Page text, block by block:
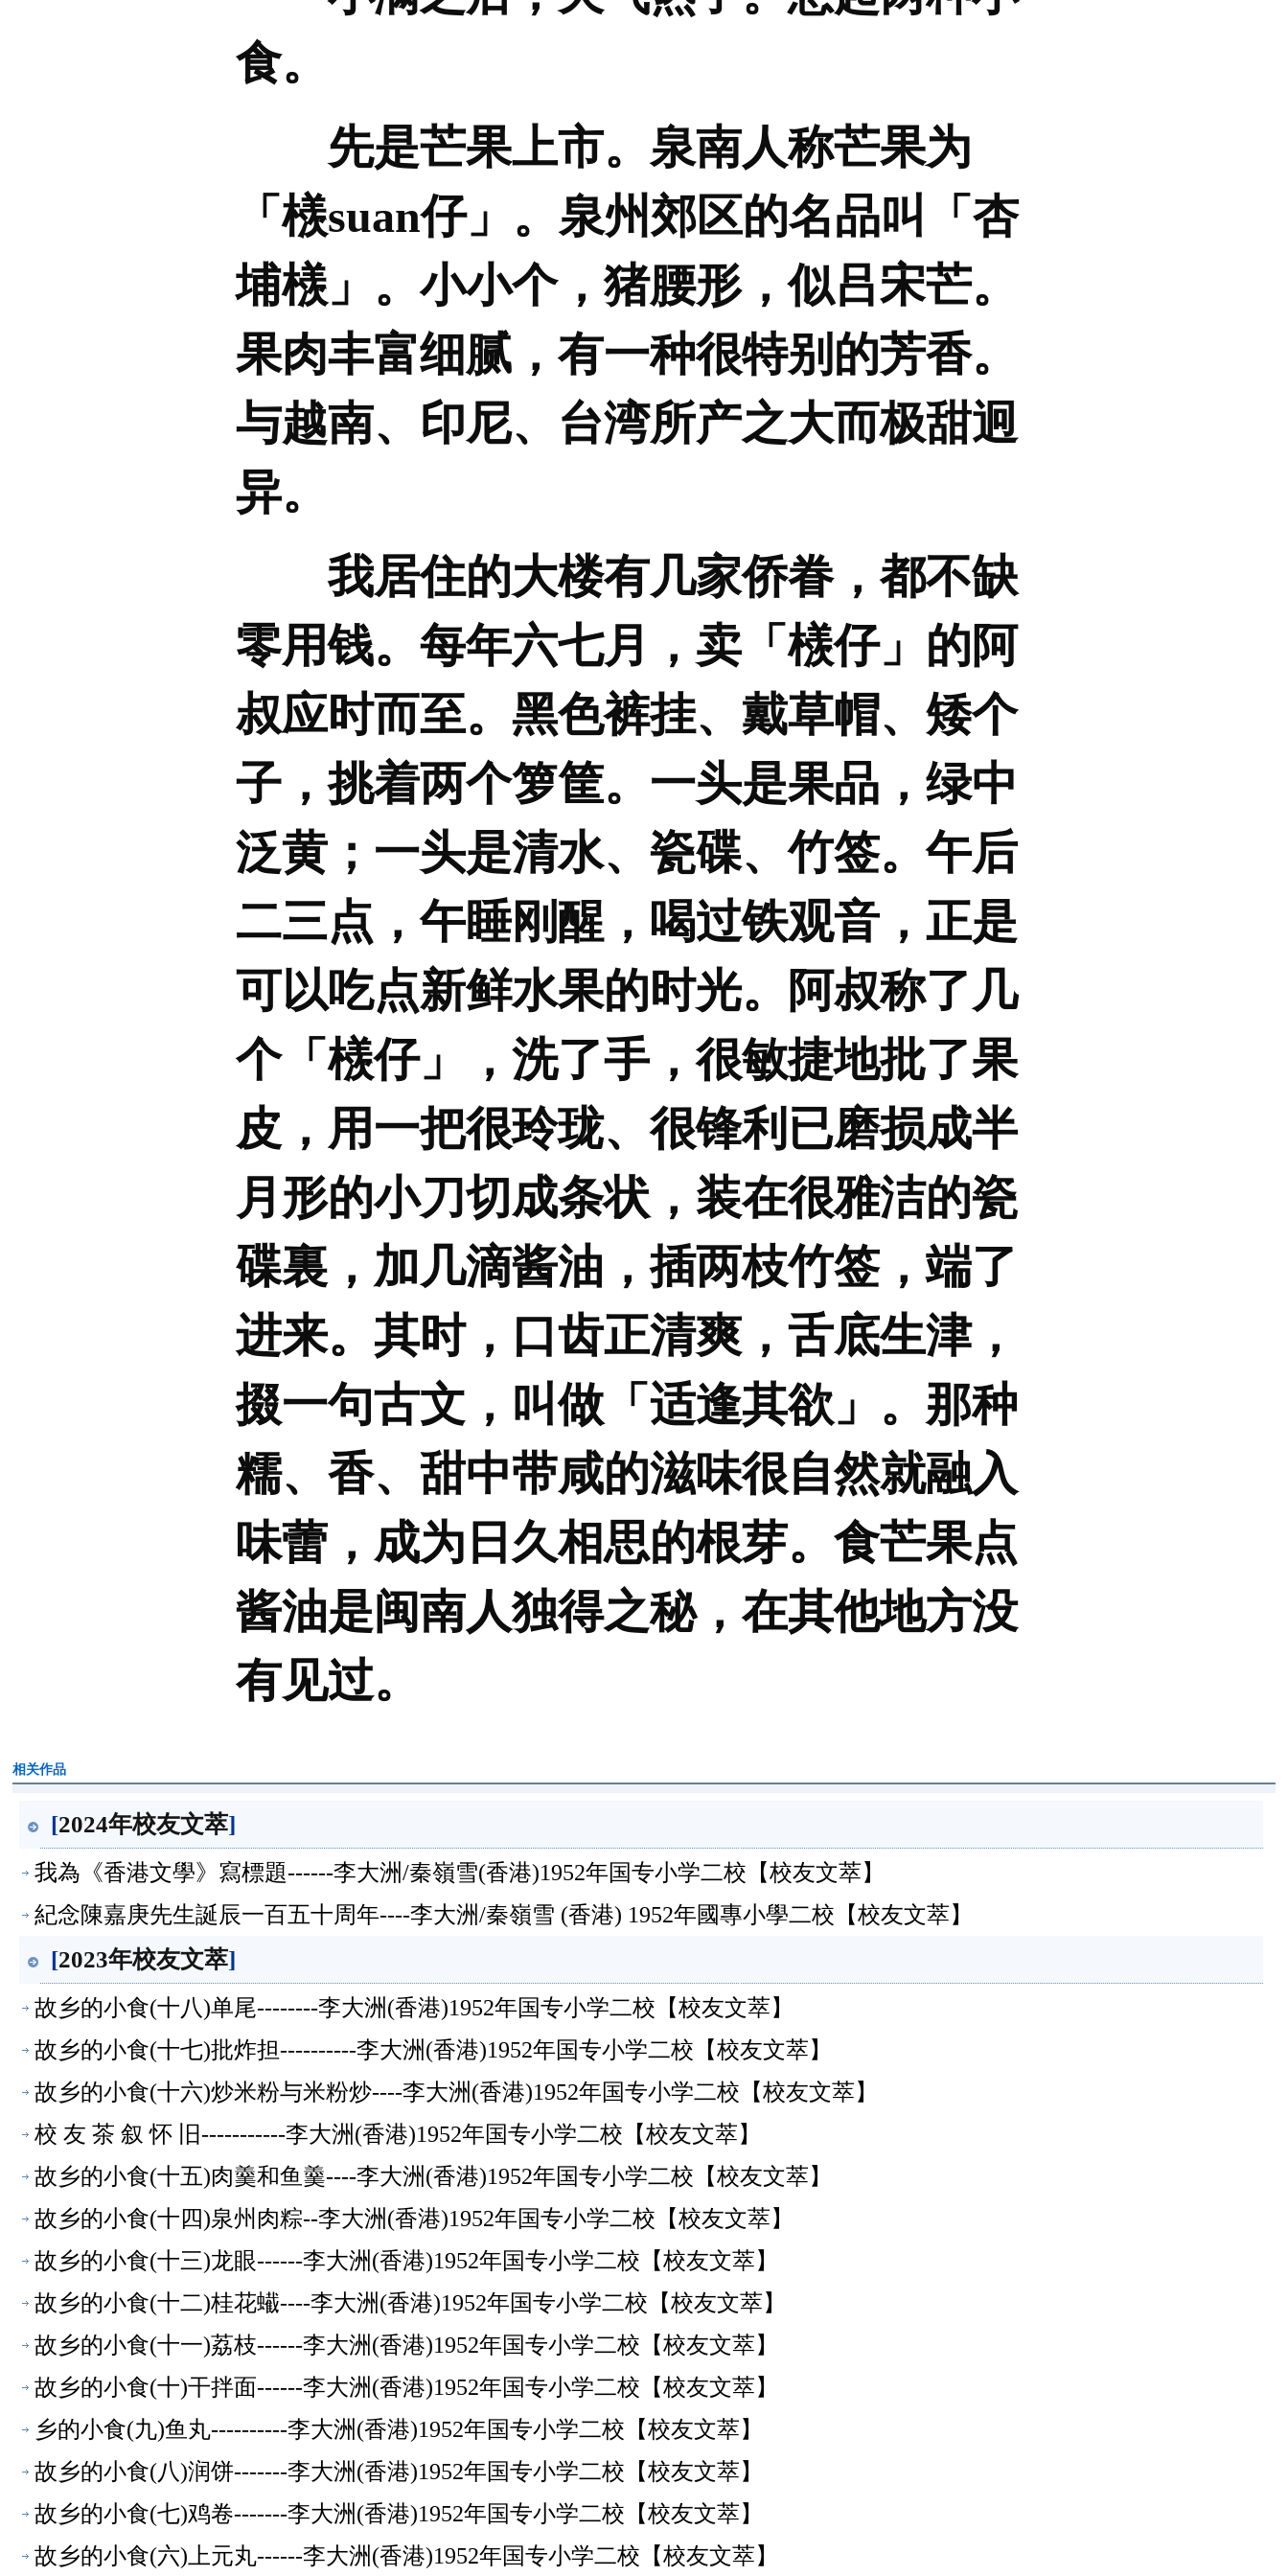
食。
先是芒果上市。泉南人称芒果为
「檨suan仔」。泉州郊区的名品叫「杏
埔檨」。小小个，猪腰形，似吕宋芒。
果肉丰富细腻，有一种很特别的芳香。
与越南、印尼、台湾所产之大而极甜迥
异。
我居住的大楼有几家侨眷，都不缺
零用钱。每年六七月，卖「檨仔」的阿
叔应时而至。黑色裤挂、戴草帽、矮个
子，挑着两个箩筐。一头是果品，绿中
泛黄；一头是清水、瓷碟、竹签。午后
二三点，午睡刚醒，喝过铁观音，正是
可以吃点新鲜水果的时光。阿叔称了几
个「檨仔」，洗了手，很敏捷地批了果
皮，用一把很玲珑、很锋利已磨损成半
月形的小刀切成条状，装在很雅洁的瓷
碟裏，加几滴酱油，插两枝竹签，端了
进来。其时，口齿正清爽，舌底生津，
掇一句古文，叫做「适逢其欲」。那种
糯、香、甜中带咸的滋味很自然就融入
味蕾，成为日久相思的根芽。食芒果点
酱油是闽南人独得之秘，在其他地方没
有见过。
相关作品
[2024年校友文萃]
我為《香港文學》寫標題------李大洲/秦嶺雪(香港)1952年国专小学二校【校友文萃】
紀念陳嘉庚先生誕辰一百五十周年----李大洲/秦嶺雪 (香港) 1952年國專小學二校【校友文萃】
[2023年校友文萃]
故乡的小食(十八)单尾--------李大洲(香港)1952年国专小学二校【校友文萃】
故乡的小食(十七)批炸担----------李大洲(香港)1952年国专小学二校【校友文萃】
故乡的小食(十六)炒米粉与米粉炒----李大洲(香港)1952年国专小学二校【校友文萃】
校 友 茶 叙 怀 旧-----------李大洲(香港)1952年国专小学二校【校友文萃】
故乡的小食(十五)肉羹和鱼羹----李大洲(香港)1952年国专小学二校【校友文萃】
故乡的小食(十四)泉州肉粽--李大洲(香港)1952年国专小学二校【校友文萃】
故乡的小食(十三)龙眼------李大洲(香港)1952年国专小学二校【校友文萃】
故乡的小食(十二)桂花蠘----李大洲(香港)1952年国专小学二校【校友文萃】
故乡的小食(十一)荔枝------李大洲(香港)1952年国专小学二校【校友文萃】
故乡的小食(十)干拌面------李大洲(香港)1952年国专小学二校【校友文萃】
乡的小食(九)鱼丸----------李大洲(香港)1952年国专小学二校【校友文萃】
故乡的小食(八)润饼-------李大洲(香港)1952年国专小学二校【校友文萃】
故乡的小食(七)鸡卷-------李大洲(香港)1952年国专小学二校【校友文萃】
故乡的小食(六)上元丸------李大洲(香港)1952年国专小学二校【校友文萃】